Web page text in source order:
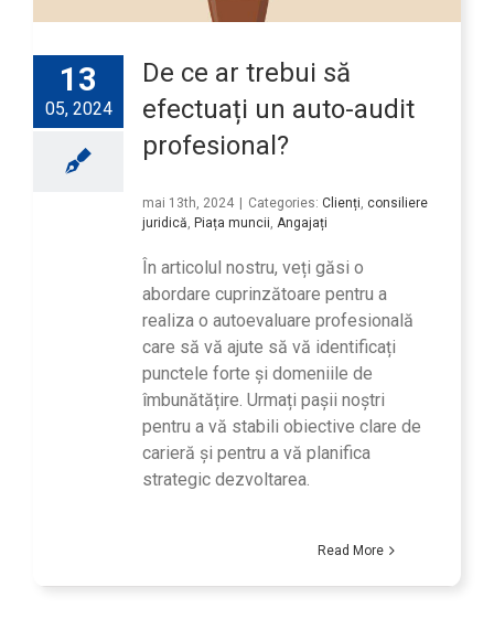
13
05, 2024
De ce ar trebui să
efectuați un auto-audit
profesional?
mai 13th, 2024 Categories: Clienți, consiliere
juridică, Piața muncii, Angajați
În articolul nostru, veți găsi o
abordare cuprinzătoare pentru a
realiza o autoevaluare profesională
care să vă ajute să vă identificați
punctele forte și domeniile de
îmbunătățire. Urmați pașii noștri
pentru a vă stabili obiective clare de
carieră și pentru a vă planifica
strategic dezvoltarea.
Read More